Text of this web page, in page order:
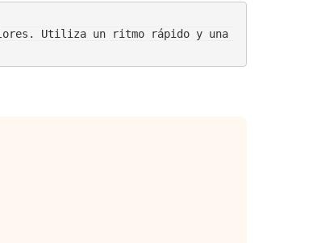
Utiliza un ritmo rápido y una